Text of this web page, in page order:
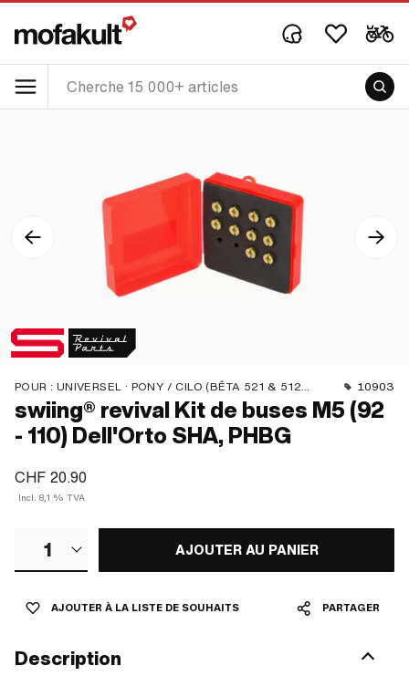
POUR : UNIVERSEL · PONY / CILO (BÊTA 521 & 512) · PIAGGIO 10903
swiing® revival Kit de buses M5 (92
- 110) Dell'Orto SHA, PHBG
CHF 20.90
Incl. 8,1 % TVA
1 AJOUTER AU PANIER
AJOUTER À LA LISTE DE SOUHAITS PARTAGER
Description